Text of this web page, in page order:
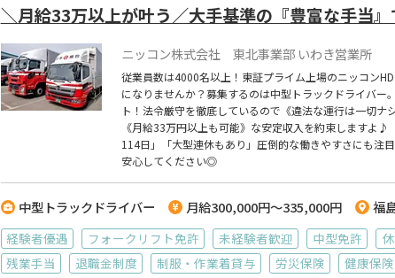
＼月給33万以上が叶う／大手基準の『豊富な手当
ニッコン株式会社 東北事業部 いわき営業所
従業員数は4000名以上！東証プライム上場のニッコン
になりませんか？募集するのは中型トラックドライバ
ト！法令厳守を徹底しているので《違法な運行は一切
《月給33万円以上も可能》な安定収入を約束しますよ
114日」「大型連休もあり」圧倒的な働きやすさにも注
安心してください◎
中型トラックドライバー 月給300,000円～335,000円 福
経験者優遇 フォークリフト免許 未経験者歓迎 中型免許
残業手当
退職金制度 制服・作業着貸与 労災保険 健康保険